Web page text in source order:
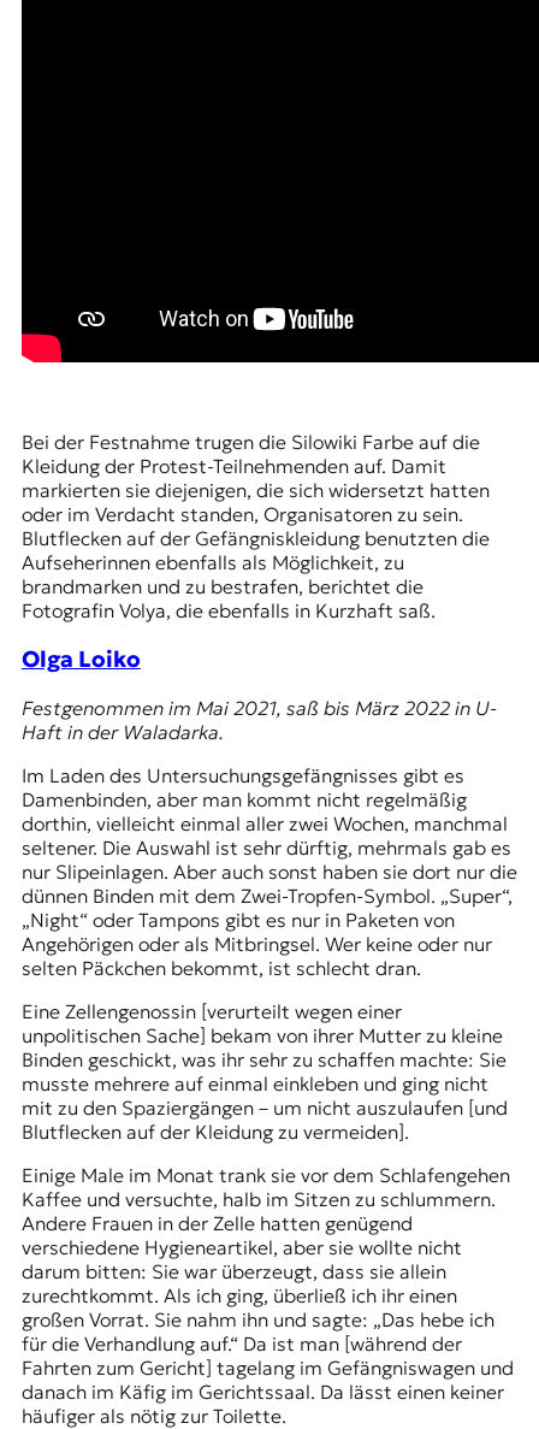
Bei der Festnahme trugen die Silowiki Farbe auf die
Kleidung der Protest-Teilnehmenden auf. Damit
markierten sie diejenigen, die sich widersetzt hatten
oder im Verdacht standen, Organisatoren zu sein.
Blutflecken auf der Gefängniskleidung benutzten die
Aufseherinnen ebenfalls als Möglichkeit, zu
brandmarken und zu bestrafen, berichtet die
Fotografin Volya, die ebenfalls in Kurzhaft saß.
Olga Loiko
Festgenommen im Mai 2021, saß bis März 2022 in U-
Haft in der Waladarka.
Im Laden des Untersuchungsgefängnisses gibt es
Damenbinden, aber man kommt nicht regelmäßig
dorthin, vielleicht einmal aller zwei Wochen, manchmal
seltener. Die Auswahl ist sehr dürftig, mehrmals gab es
nur Slipeinlagen. Aber auch sonst haben sie dort nur die
dünnen Binden mit dem Zwei-Tropfen-Symbol. „Super“,
„Night“ oder Tampons gibt es nur in Paketen von
Angehörigen oder als Mitbringsel. Wer keine oder nur
selten Päckchen bekommt, ist schlecht dran.
Eine Zellengenossin [verurteilt wegen einer
unpolitischen Sache] bekam von ihrer Mutter zu kleine
Binden geschickt, was ihr sehr zu schaffen machte: Sie
musste mehrere auf einmal einkleben und ging nicht
mit zu den Spaziergängen – um nicht auszulaufen [und
Blutflecken auf der Kleidung zu vermeiden].
Einige Male im Monat trank sie vor dem Schlafengehen
Kaffee und versuchte, halb im Sitzen zu schlummern.
Andere Frauen in der Zelle hatten genügend
verschiedene Hygieneartikel, aber sie wollte nicht
darum bitten: Sie war überzeugt, dass sie allein
zurechtkommt. Als ich ging, überließ ich ihr einen
großen Vorrat. Sie nahm ihn und sagte: „Das hebe ich
für die Verhandlung auf.“ Da ist man [während der
Fahrten zum Gericht] tagelang im Gefängniswagen und
danach im Käfig im Gerichtssaal. Da lässt einen keiner
häufiger als nötig zur Toilette.